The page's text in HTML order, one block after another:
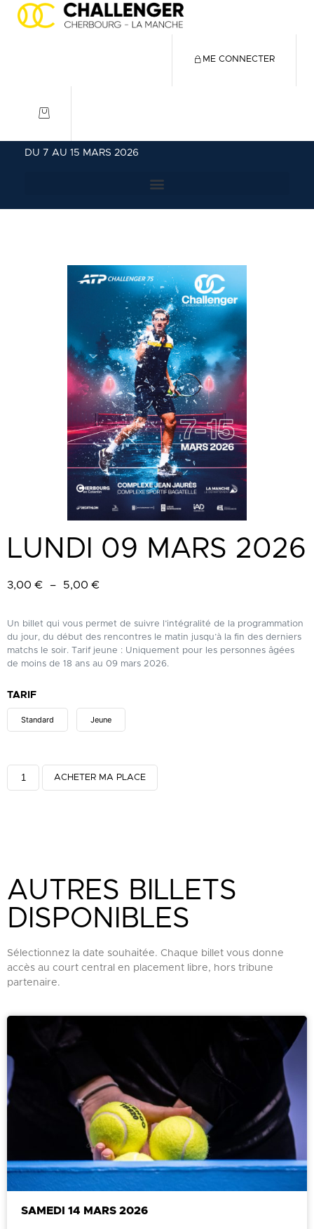
ME CONNECTER
DU 7 AU 15 MARS 2026
LUNDI 09 MARS 2026
3,00€ – 5,00€
Un billet qui vous permet de suivre l’intégralité de la programmation
du jour, du début des rencontres le matin jusqu’à la fin des derniers
matchs le soir. Tarif jeune : Uniquement pour les personnes âgées
de moins de 18 ans au 09 mars 2026.
TARIF
Standard Jeune
ACHETER MA PLACE
AUTRES BILLETS
DISPONIBLES
Sélectionnez la date souhaitée. Chaque billet vous donne
accès au court central en placement libre, hors tribune
partenaire.
SAMEDI 14 MARS 2026